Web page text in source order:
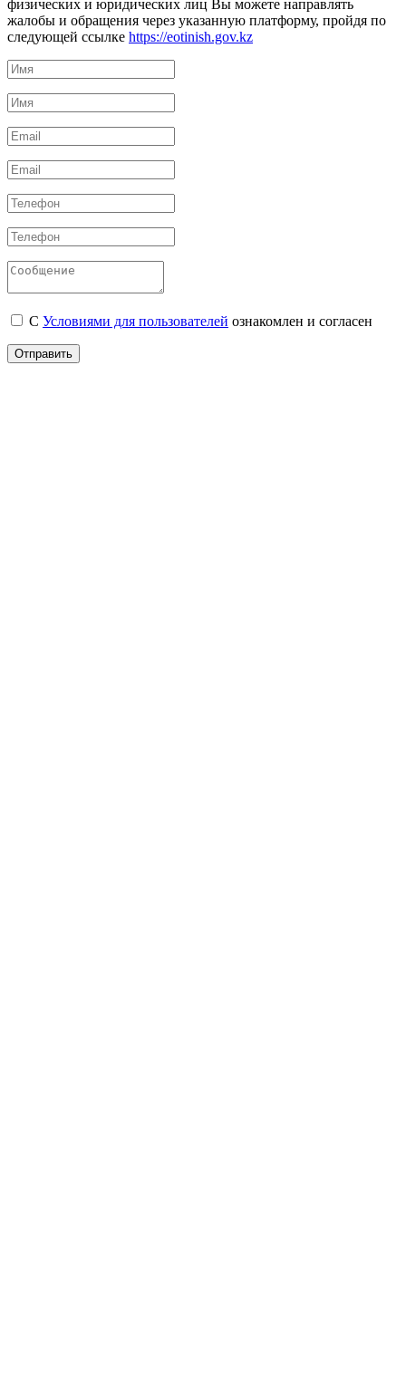
физических и юридических лиц Вы можете направлять
жалобы и обращения через указанную платформу, пройдя по
следующей ссылке https://eotinish.gov.kz
С Условиями для пользователей ознакомлен и согласен
Отправить